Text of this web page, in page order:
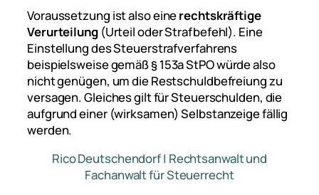
Voraussetzung ist also einerechtskräftige
Verurteilung(Urteil oder Strafbefehl). Eine
Einstellung des Steuerstrafverfahrens
beispielsweise gemäß§ 153a StPO würde also
nicht genügen, um die Restschuldbefreiung zu
versagen. Gleiches gilt für Steuerschulden, die
aufgrund einer (wirksamen) Selbstanzeige fällig
werden.
Rico Deutschendorf | Rechtsanwalt und
Fachanwalt für Steuerrecht